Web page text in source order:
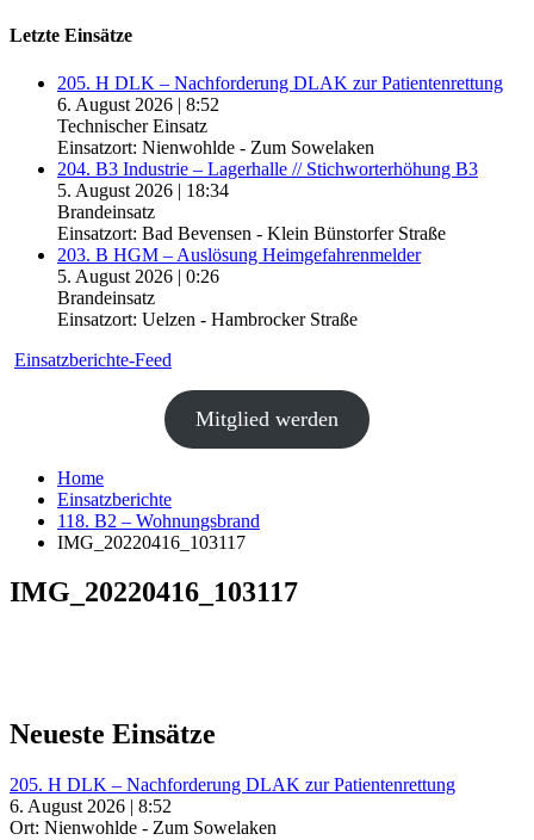
Letzte Einsätze
205. H DLK – Nachforderung DLAK zur Patientenrettung
6. August 2026 | 8:52
Technischer Einsatz
Einsatzort: Nienwohlde - Zum Sowelaken
204. B3 Industrie – Lagerhalle // Stichworterhöhung B3
5. August 2026 | 18:34
Brandeinsatz
Einsatzort: Bad Bevensen - Klein Bünstorfer Straße
203. B HGM – Auslösung Heimgefahrenmelder
5. August 2026 | 0:26
Brandeinsatz
Einsatzort: Uelzen - Hambrocker Straße
Einsatzberichte-Feed
Mitglied werden
Home
Einsatzberichte
118. B2 – Wohnungsbrand
IMG_20220416_103117
IMG_20220416_103117
Neueste Einsätze
205. H DLK – Nachforderung DLAK zur Patientenrettung
6. August 2026 | 8:52
Ort: Nienwohlde - Zum Sowelaken